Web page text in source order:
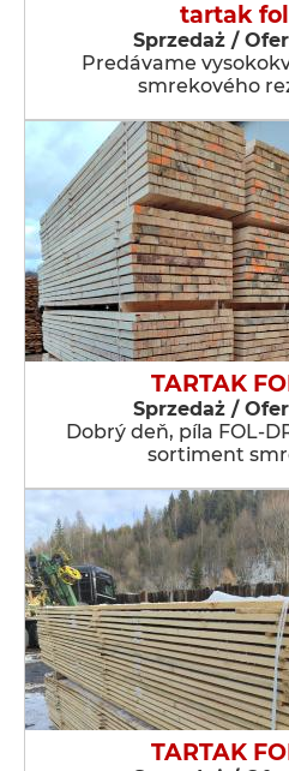
tartak
Sprzedaż /
Predávame
smrekového
TARTAK
Sprzedaż /
Dobrý deň, píla FOL-
sortiment
TARTAK